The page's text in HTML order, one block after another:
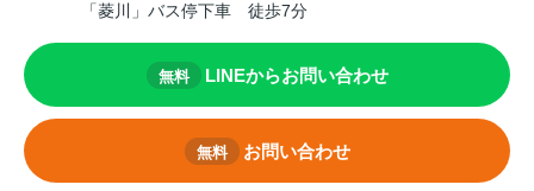
「菱川」バス停下車 徒歩7分
無料 LINEからお問い合わせ
無料 お問い合わせ